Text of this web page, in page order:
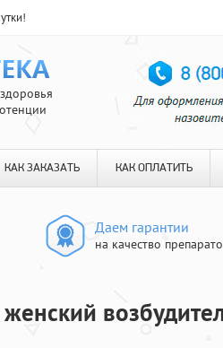
КАК ЗАКАЗАТЬ КАК ОПЛАТИТЬ
Даем гарантии
на качество